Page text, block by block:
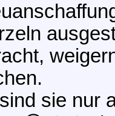
sie nur